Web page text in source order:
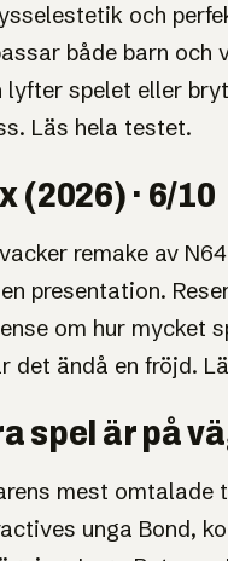
och
både barn och
lyfter spelet eller
Läs hela testet.
(2026) · 6/10
remake av
presentation.
om hur mycket
det ändå en fröjd.
spel är på
mest
unga Bond,